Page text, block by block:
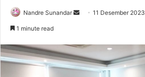
Nandre Sunandar
Send11 Desember 2023
1 minute read